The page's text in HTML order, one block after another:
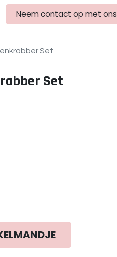
Neem contact op met ons
Set
Set